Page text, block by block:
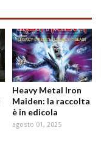
Heavy Metal Iron
Maiden: la raccolta
è in edicola
agosto 01, 2025